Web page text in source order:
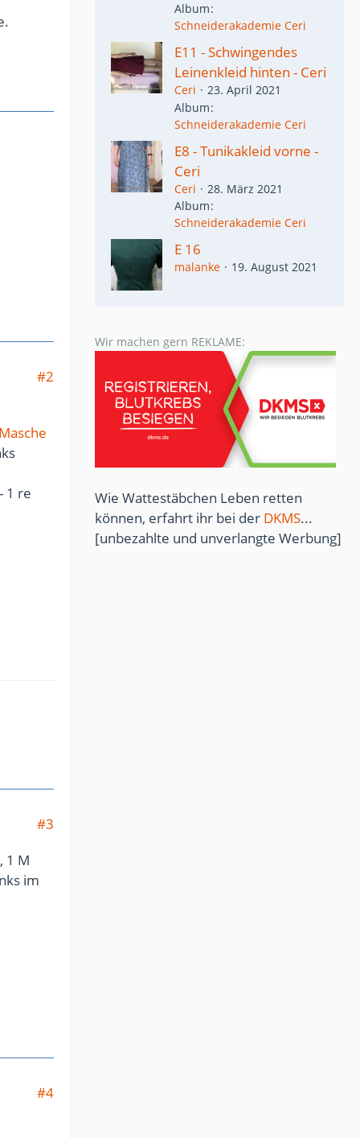
#2
1 re
#3
1 M
im
#4
Album
Schneiderakademie Ceri
E11 - Schwingendes
Leinenkleid hinten - Ceri
Ceri
23. April 2021
Album
Schneiderakademie Ceri
E8 - Tunikakleid vorne -
Ceri
Ceri
28. März 2021
Album
Schneiderakademie Ceri
E 16
malanke 19. August 2021
Wir machen gern REKLAME:
Wie Wattestäbchen Leben retten
können, erfahrt ihr bei der DKMS...
[unbezahlte und unverlangte Werbung]